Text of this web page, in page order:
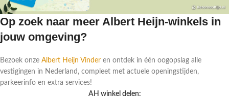
Op zoek naar meer Albert Heijn-winkels in
jouw omgeving?
Bezoek onze Albert Heijn Vinder en ontdek in één oogopslag alle
vestigingen in Nederland, compleet met actuele openingstijden,
parkeerinfo en extra services!
AH winkel delen: